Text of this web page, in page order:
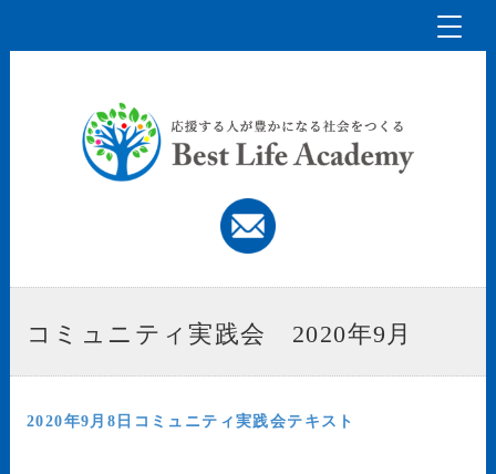
コミュニティ実践会 2020年9月
2020年9月8日コミュニティ実践会テキスト